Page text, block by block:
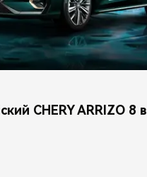
CHERY ARRIZO 8 в